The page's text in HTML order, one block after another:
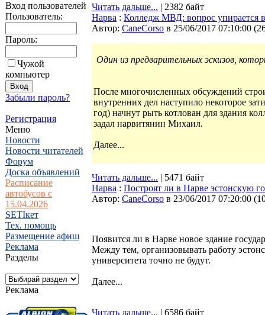
Вход пользователей
Пользователь:
Пароль:
Чужой
компьютер
Забыли пароль?
Регистрация
Меню
Новости
Новости читателей
Форум
Доска объявлений
Расписание
автобусов с
15.04.2026
SETIкет
Тех. помощь
Размещение афиш
Реклама
Разделы
Реклама
Читать дальше... | 2382 байт
Нарва : Колледж МВД: вопрос упирается
Автор: CaneCorso в 25/06/2017 07:10:00 (
Один из предварительных эскизов,
После многочисленных обсуждений
внутренних дел наступило некоторое
год) начнут рыть котлован для здания
задал нарвитянин Михаил.
Далее...
Читать дальше... | 5471 байт
Нарва : Построят ли в Нарве эстонскую
Автор: CaneCorso в 23/06/2017 07:20:00 (
Появится ли в Нарве новое здание
Между тем, организовывать работу
университета точно не будут.
Далее...
Читать дальше... | 6586 байт